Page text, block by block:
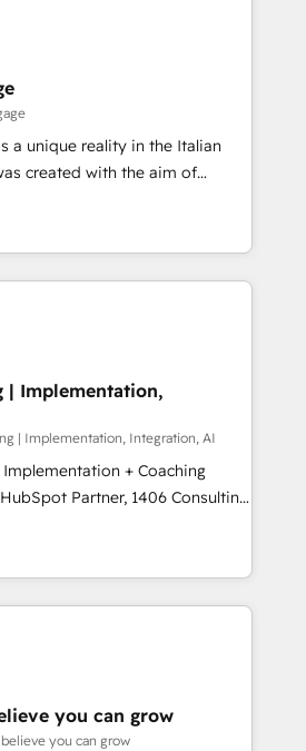
HubSpot. We work with some
customers to generate
the long term. 🤖 We have
customers across industries
more complex projects where
of the project's success.
a unique reality in the Italian
created with the aim of
at the center by
capable of integrating
offer the best
market, ranging from CRM
to online and offline sales
to optimize processes and meet
of Impresoft
and complementary
their offer into 4
Smart Manufacturing,
by these integrations,
of talents, skills,
on their digital
| Implementation,
| Implementation, Integration, AI
+ Coaching
teams transform how
serve. We don't just build your
your team to own it, then stay
Do ⚙️ CRM
& Marketing Alignment +
Integrations & Data
you can grow
you can grow